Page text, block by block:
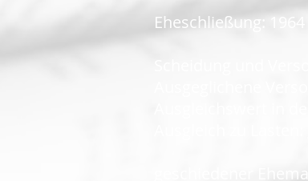
Eheschließung: 1964
Ausgleichswert in
geschiedener